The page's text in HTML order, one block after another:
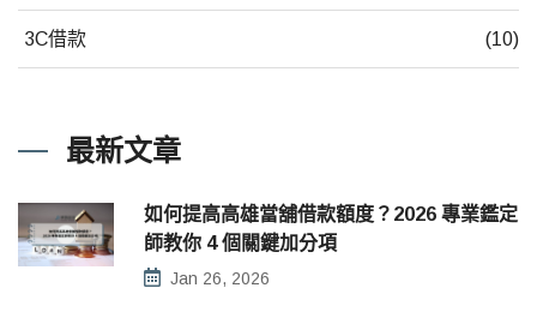
3C借款 (10)
最新文章
如何提高高雄當舖借款額度？2026 專業鑑定
師教你 4 個關鍵加分項
Jan 26, 2026